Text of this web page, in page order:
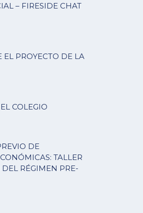
– FIRESIDE CHAT
EL PROYECTO DE LA
COLEGIO
DE
TALLER
RÉGIMEN PRE-